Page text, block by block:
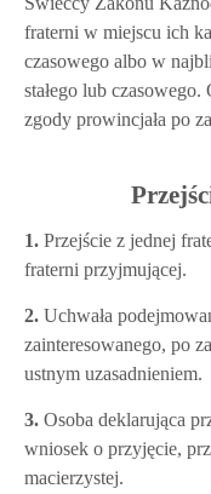
fraterni w miejscu ich
czasowego albo w
stałego lub
zgody prowincjała po
1. Przejście z jednej
fraterni przyjmującej.
2. Uchwała
zainteresowanego, po
ustnym uzasadnieniem.
3. Osoba deklarująca
wniosek o przyjęcie,
macierzystej.